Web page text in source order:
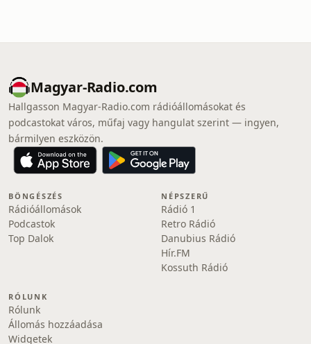
Magyar-Radio.com
Hallgasson Magyar-Radio.com rádióállomásokat és
podcastokat város, műfaj vagy hangulat szerint — ingyen,
bármilyen eszközön.
BÖNGÉSZÉS
Rádióállomások
Podcastok
Top Dalok
NÉPSZERŰ
Rádió 1
Retro Rádió
Danubius Rádió
Hír.FM
Kossuth Rádió
RÓLUNK
Rólunk
Állomás hozzáadása
Widgetek